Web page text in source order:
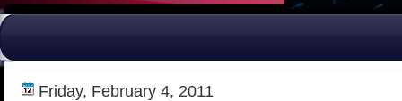
Friday, February 4, 2011